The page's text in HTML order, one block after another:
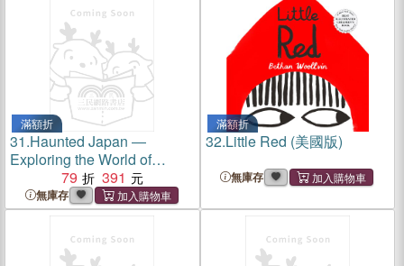
滿額折
31.Haunted Japan ―
Exploring the World of
Japanese Yokai, Ghosts and
the Paranormal
79 391
無庫存
滿額折
32.Little Red (美國版)
無庫存